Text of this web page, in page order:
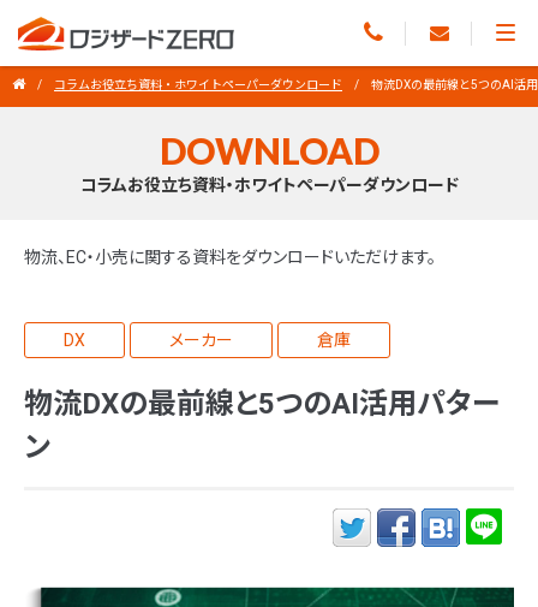
コラムお役立ち資料・ホワイトペーパーダウンロード 物流DXの最前線と5つのAI活
DOWNLOAD
コラムお役立ち資料・ホワイトペーパーダウンロード
物流、EC・小売に関する資料をダウンロードいただけます。
DX メーカー 倉庫
物流DXの最前線と5つのAI活用パター
ン